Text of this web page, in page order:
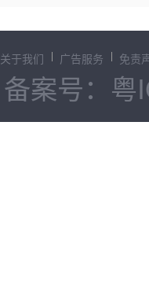
关于我们 广告服务 免责
备案号：粤